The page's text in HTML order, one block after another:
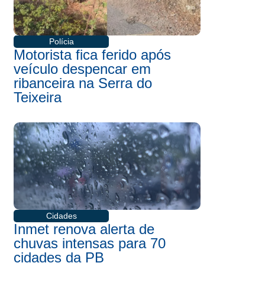
Polícia
Motorista fica ferido após
veículo despencar em
ribanceira na Serra do
Teixeira
Cidades
Inmet renova alerta de
chuvas intensas para 70
cidades da PB